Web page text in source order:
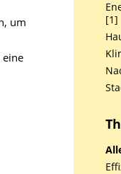
um
[1]